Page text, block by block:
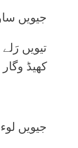
جیویں
تیویں
کھیڈ وگار
جیویں